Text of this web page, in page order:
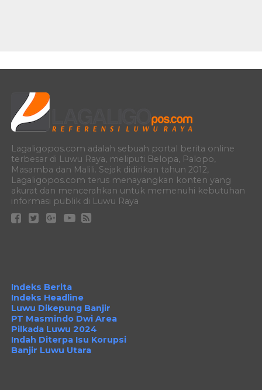
Lagaligopos.com adalah sebuah portal berita online
terbesar di Luwu Raya, meliputi Belopa, Palopo,
Masamba dan Malili. Sejak didirikan tahun 2012,
Lagaligopos.com terus menayangkan konten yang
akurat dan mencerahkan untuk memenuhi kebutuhan
informasi publik di Luwu Raya
Indeks Berita
Indeks Headline
Luwu Dikepung Banjir
PT Masmindo Dwi Area
Pilkada Luwu 2024
Indah Diterpa Isu Korupsi
Banjir Luwu Utara